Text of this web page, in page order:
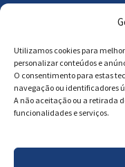
Utilizamos cookies para
personalizar conteúdos e
O consentimento para estas
navegação ou identificadores
A não aceitação ou a retirada
funcionalidades e serviços.